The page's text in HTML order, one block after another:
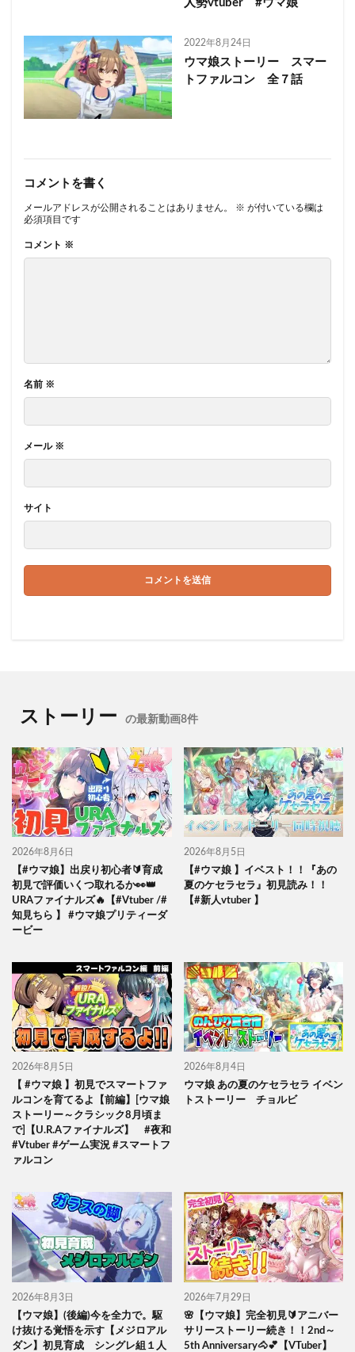
人勢vtuber #ウマ娘
2022年8月24日
ウマ娘ストーリー スマー
トファルコン 全７話
コメントを書く
メールアドレスが公開されることはありません。 ※ が付いている欄は
必須項目です
コメント ※
名前 ※
メール ※
サイト
ストーリー の最新動画8件
2026年8月6日
【#ウマ娘】出戻り初心者🔰育成
初見で評価いくつ取れるか👀👑
URAファイナルズ🔥【#Vtuber /#
知見ちら 】 #ウマ娘プリティーダ
ービー
2026年8月5日
【#ウマ娘 】イベスト！！『あの
夏のケセラセラ』初見読み！！
【#新人vtuber 】
2026年8月5日
【 #ウマ娘 】初見でスマートファ
ルコンを育てるよ【前編】[ウマ娘
ストーリー～クラシック8月頃ま
で]【U.R.Aファイナルズ】 #夜和
#Vtuber #ゲーム実況 #スマートフ
ァルコン
2026年8月4日
ウマ娘 あの夏のケセラセラ イベン
トストーリー チョルビ
2026年8月3日
【ウマ娘】(後編)今を全力で。駆
け抜ける覚悟を示す【メジロアル
ダン】初見育成 シングレ組１人
2026年7月29日
🌸【ウマ娘】完全初見🔰アニバー
サリーストーリー続き！！2nd～
5th Anniversary🐴💕【VTuber】